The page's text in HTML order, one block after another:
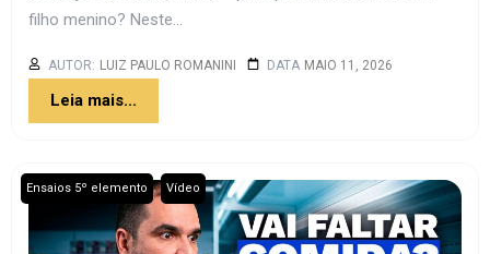
filho menino? Neste...
AUTOR: LUIZ PAULO ROMANINI DATA MAIO 11, 2026
Leia mais...
Ensaios 5º elemento , Vídeo